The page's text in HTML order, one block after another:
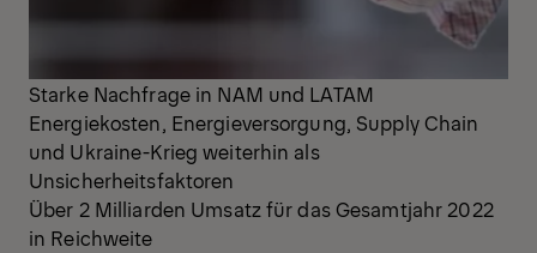
Starke Nachfrage in NAM und LATAM
Energiekosten, Energieversorgung, Supply Chain
und Ukraine-Krieg weiterhin als
Unsicherheitsfaktoren
Über 2 Milliarden Umsatz für das Gesamtjahr 2022
in Reichweite